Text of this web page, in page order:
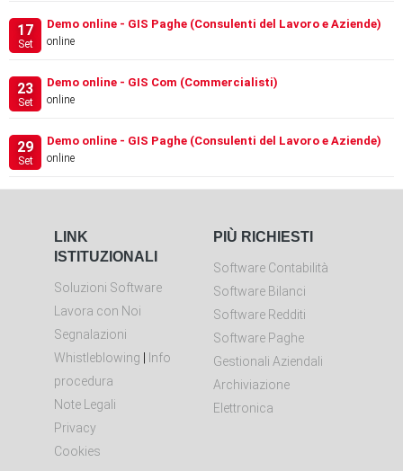
17
Set
Demo online - GIS Paghe (Consulenti del Lavoro e Aziende)
online
23
Set
Demo online - GIS Com (Commercialisti)
online
29
Set
Demo online - GIS Paghe (Consulenti del Lavoro e Aziende)
online
LINK
ISTITUZIONALI
Soluzioni Software
Lavora con Noi
Segnalazioni
Whistleblowing | Info
procedura
Note Legali
Privacy
Cookies
PIÙ RICHIESTI
Software Contabilità
Software Bilanci
Software Redditi
Software Paghe
Gestionali Aziendali
Archiviazione
Elettronica